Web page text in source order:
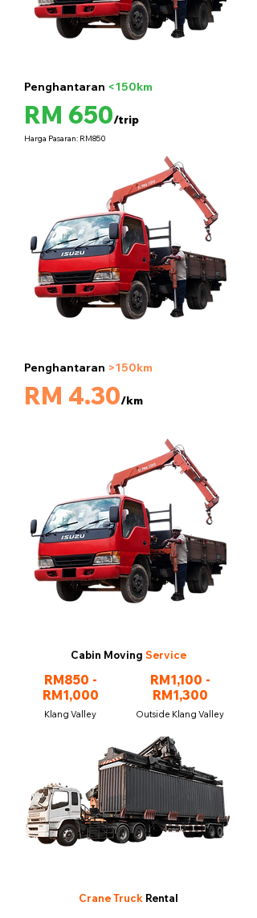
Penghantaran <150km
RM 650/trip
Harga Pasaran: RM850
Penghantaran >150km
RM 4.30/km
Cabin Moving Service
RM850 -
RM1,000
Klang Valley
RM1,100 -
RM1,300
Outside Klang Valley
Crane Truck Rental